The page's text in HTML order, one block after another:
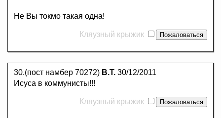
Не Вы токмо такая одна!
Кляузный крыжик
30.(пост намбер 70272) В.Т. 30/12/2011
Исуса в коммунисты!!!
Кляузный крыжик